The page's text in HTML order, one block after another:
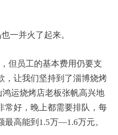
一并火了起来。
但员工的基本费用仍要支
，让我们坚持到了淄博烧烤
运烧烤店老板张帆高兴地
常好，晚上都需要排队，每
最高能到1.5万—1.6万元。